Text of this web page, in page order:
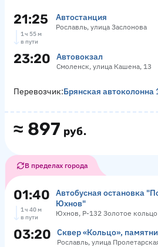
21:25 Автостанция
Рославль, улица Заслонова
1 ч 55 м
в пути
23:20 Автовокзал
Смоленск, улица Кашена, 13
≈ 897 руб.
Перевозчик:Брянская автоколонна
В пределах города
01:40
Автобусная остановка
Юхнов"
Юхнов, Р-132 Золотое кольцо
1 ч 40 м
в пути
03:20 Сквер «‎Кольцо»,
Рославль, улица